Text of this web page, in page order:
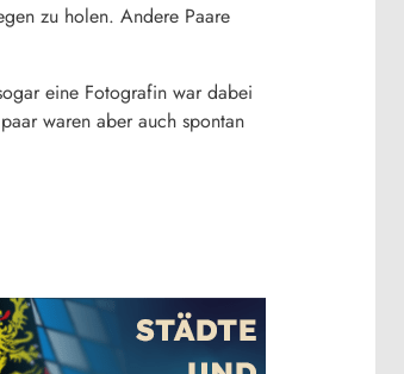
zu holen. Andere Paare
eine Fotografin war dabei
waren aber auch spontan